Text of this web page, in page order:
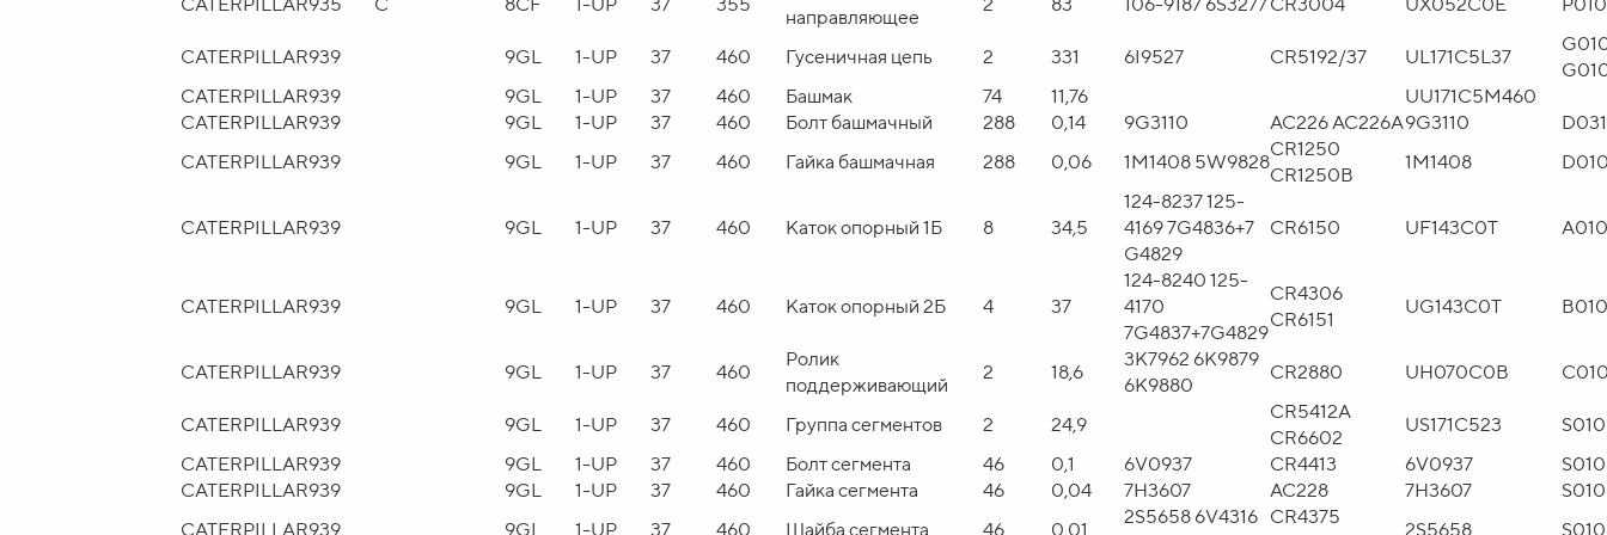
направляющее
CATERPILLAR939 9GL 1-UP 37 460 Гусеничная цепь 2 331 6I9527 CR5192/37 UL171C5L37
CATERPILLAR939 9GL 1-UP 37 460 Башмак 74 11,76
UU171C5M460
CATERPILLAR939 9GL 1-UP 37 460 Болт башмачный 288 0,14 9G3110 AC226 AC226A9G3110
CATERPILLAR939 9GL 1-UP 37 460 Гайка башмачная 288 0,06 1M1408 5W9828
CR1250
CR1250B
1M1408
CATERPILLAR939 9GL 1-UP 37 460 Каток опорный 1Б 8 34,5
124-8237 125-
4169 7G4836+7
G4829
CR6150 UF143C0T
CATERPILLAR939 9GL 1-UP 37 460 Каток опорный 2Б 4 37
124-8240 125-
4170
7G4837+7G4829
CR4306
CR6151
UG143C0T
CATERPILLAR939 9GL 1-UP 37 460
Ролик
поддерживающий
2 18,6
3K7962 6K9879
6K9880
CR2880 UH070C0B
CATERPILLAR939 9GL 1-UP 37 460 Группа сегментов 2 24,9
CR5412A
CR6602
US171C523
CATERPILLAR939 9GL 1-UP 37 460 Болт сегмента 46 0,1 6V0937 CR4413 6V0937
CATERPILLAR939 9GL 1-UP 37 460 Гайка сегмента 46 0,04 7H3607 AC228 7H3607
CATERPILLAR939 9GL 1-UP 37 460 Шайба сегмента 46 0,01
2S5658 6V4316 CR4375
2S5658